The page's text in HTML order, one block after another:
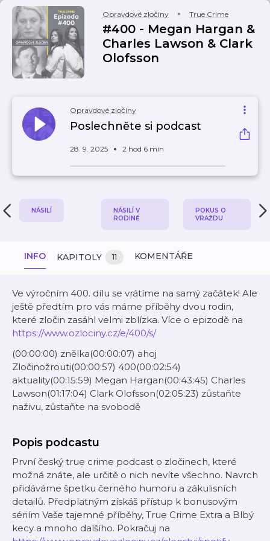
Opravdové zločiny True Crime
#400 - Megan Hargan &
Charles Lawson & Clark
Olofsson
Opravdové zločiny
Poslechněte si podcast
28. 9. 2025 2 hod 6 min
NÁSILÍ
NÁSILÍ V
RODINĚ
POKUS O
VRAŽDU
INFO KAPITOLY 11 KOMENTÁŘE
Ve výročním 400. dílu se vrátíme na samý začátek! Ale
ještě předtím pro vás máme příběhy dvou rodin,
které zločin zasáhl velmi zblízka. Více o epizodě na
https://www.ozlociny.cz/e/400/s/
(00:00:00) znělka(00:00:07) ahoj
Zločinožrouti(00:00:57) 400(00:02:54)
aktuality(00:15:59) Megan Hargan(00:43:45) Charles
Lawson(01:17:04) Clark Olofsson(02:05:23) zůstaňte
naživu, zůstaňte na svobodě
Popis podcastu
První český true crime podcast o zločinech, které
možná znáte, ale určitě o nich nevíte všechno. Navrch
přidáváme špetku černého humoru a zákulisních
detailů. Předplatným získáš přístup k bonusovým
sériím Vaše tajemné příběhy, True Crime Extra a Blbý
kecy a mnoho dalšího. Pokračuj na